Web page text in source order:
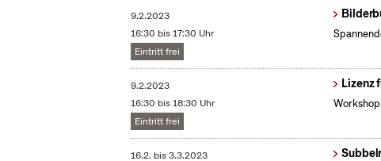
9.2.2023
16:30 bis 17:30 Uhr
Eintritt frei
9.2.2023
16:30 bis 18:30 Uhr
Eintritt frei
Lizenz
16.2. bis3.3.2023